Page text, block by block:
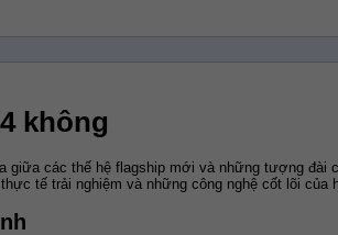
không
các thế hệ flagship mới và những tượng đài
tế trải nghiệm và những công nghệ cốt lõi của